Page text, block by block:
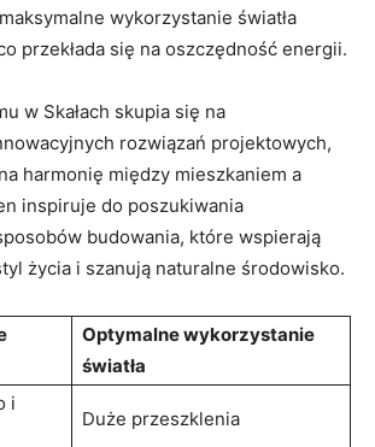
wykorzystanie światła
przekłada‍ się na⁢ oszczędność‌ energii.
w Skałach skupia‍ się na
rozwiązań ​projektowych,⁤
harmonię między mieszkaniem‌ a
inspiruje do poszukiwania
budowania, które wspierają
życia i szanują naturalne⁢ środowisko.
Optymalne wykorzystanie
światła
i
Duże przeszklenia